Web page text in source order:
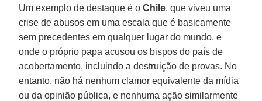
Um exemplo de destaque é oChile, que viveu uma
crise de abusos em uma escala que é basicamente
sem precedentes em qualquer lugar do mundo, e
onde o próprio papa acusou os bispos do país de
acobertamento, incluindo a destruição de provas. No
entanto, não há nenhum clamor equivalente da mídia
ou da opinião pública, e nenhuma ação similarmente